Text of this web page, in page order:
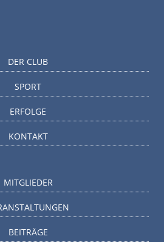
DER CLUB
SPORT
ERFOLGE
KONTAKT
MITGLIEDER
BEITRÄGE